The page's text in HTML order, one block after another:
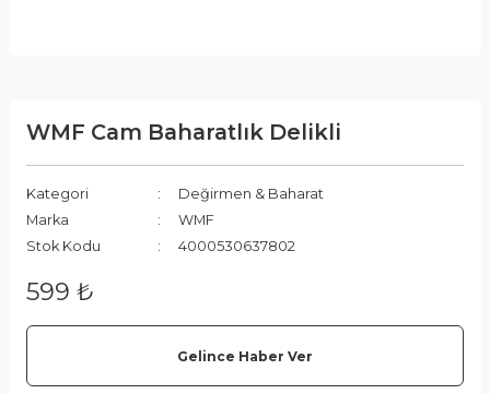
WMF Cam Baharatlık Delikli
Kategori
Değirmen & Baharat
Marka
WMF
Stok Kodu
4000530637802
599 ₺
Gelince Haber Ver